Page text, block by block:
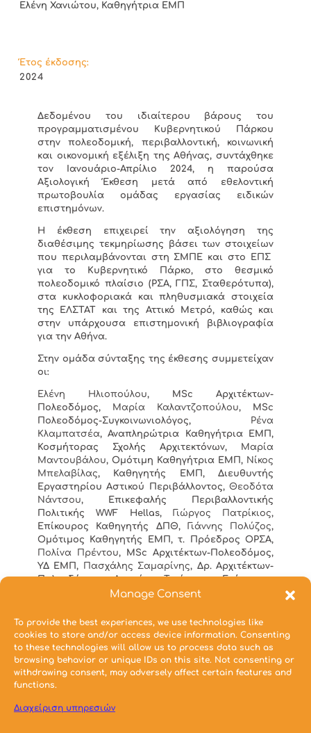
Manage Consent
To provide the best experiences, we use technologies like
cookies to store and/or access device information. Consenting
to these technologies will allow us to process data such as
browsing behavior or unique IDs on this site. Not consenting or
withdrawing consent, may adversely affect certain features and
functions.
Διαχείριση υπηρεσιών
Ελένη Χανιώτου, Καθηγήτρια ΕΜΠ
Έτος έκδοσης:
2024
Δεδομένου του ιδιαίτερου βάρους του
προγραμματισμένου Κυβερνητικού Πάρκου
στην πολεοδομική, περιβαλλοντική, κοινωνική
και οικονομική εξέλιξη της Αθήνας, συντάχθηκε
τον Ιανουάριο-Απρίλιο 2024, η παρούσα
Αξιολογική Έκθεση μετά από εθελοντική
πρωτοβουλία ομάδας εργασίας ειδικών
επιστημόνων.
Η έκθεση επιχειρεί την αξιολόγηση της
διαθέσιμης τεκμηρίωσης βάσει των στοιχείων
που περιλαμβάνονται στη ΣΜΠΕ και στο ΕΠΣ
για το Κυβερνητικό Πάρκο, στο θεσμικό
πολεοδομικό πλαίσιο (ΡΣΑ, ΓΠΣ, Σταθερότυπα),
στα κυκλοφοριακά και πληθυσμιακά στοιχεία
της ΕΛΣΤΑΤ και της Αττικό Μετρό, καθώς και
στην υπάρχουσα επιστημονική βιβλιογραφία
για την Αθήνα.
Στην ομάδα σύνταξης της έκθεσης συμμετείχαν
οι:
Ελένη Ηλιοπούλου, MSc Αρχιτέκτων-
Πολεοδόμος,
Μαρία Καλαντζοπούλου, MSc
Πολεοδόμος-Συγκοινωνιολόγος,
Ρένα
Κλαμπατσέα, Αναπληρώτρια Καθηγήτρια ΕΜΠ,
Κοσμήτορας Σχολής Αρχιτεκτόνων,
Μαρία
Μαντουβάλου, Ομότιμη Καθηγήτρια ΕΜΠ, Νίκος
Μπελαβίλας, Καθηγητής ΕΜΠ, Διευθυντής
Εργαστηρίου Αστικού Περιβάλλοντος, Θεοδότα
Νάντσου, Επικεφαλής Περιβαλλοντικής
Πολιτικής WWF Hellas,
Γιώργος Πατρίκιος,
Επίκουρος Καθηγητής ΔΠΘ,
Γιάννης Πολύζος,
Ομότιμος Καθηγητής ΕΜΠ, τ. Πρόεδρος ΟΡΣΑ,
Πολίνα Πρέντου, MSc Αρχιτέκτων-Πολεοδόμος,
ΥΔ ΕΜΠ,
Πασχάλης Σαμαρίνης, Δρ. Αρχιτέκτων-
Πολεοδόμος,Λουκάς Τριάντης, Επίκουρος
Καθηγητής ΑΠΘ, Αντιπρόεδρος ΣΕΠΟΧ,
ΣΕΠΟΧ,Ελένη Χανιώτου, Καθηγήτρια ΕΜΠ,
Διευθύντρια Εργαστηρίου Πολεοδομικής
Σύνθεσης,Κατερίνα Χριστοφοράκη , Δρ.
Αρχιτέκτων-Πολεοδόμος.